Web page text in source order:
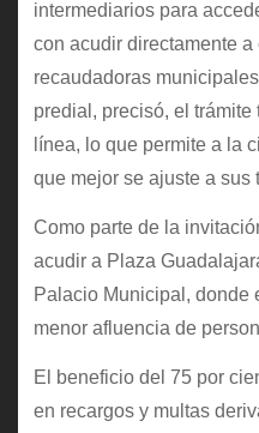
intermediarios para
con acudir directamente
recaudadoras
predial, precisó, el
línea, lo que permite a la
que mejor se ajuste a sus
Como parte de la
acudir a Plaza
Palacio Municipal, donde
menor afluencia de
El beneficio del 75 por
en recargos y multas